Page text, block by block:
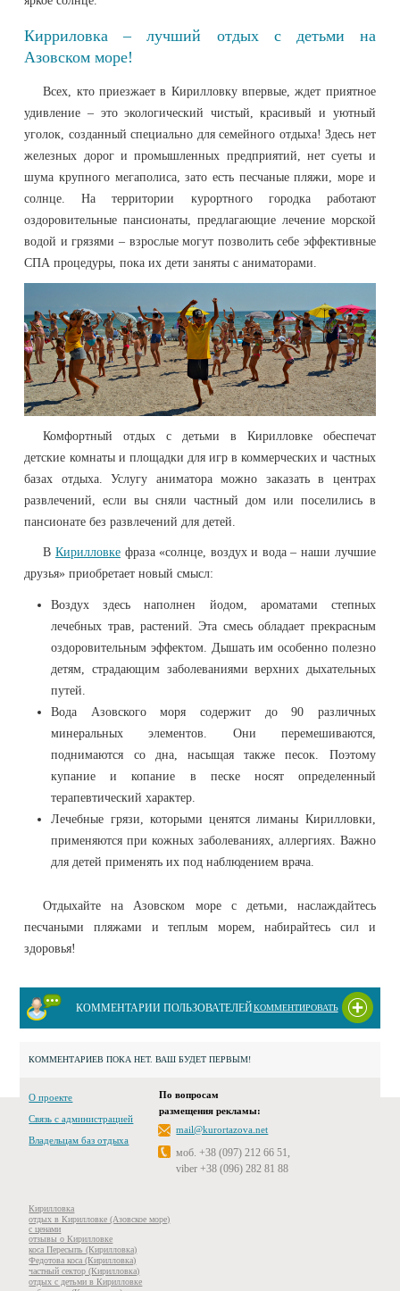
Кирриловка – лучший отдых с детьми на
Азовском море!
Всех, кто приезжает в Кирилловку впервые, ждет приятное
удивление – это экологический чистый, красивый и уютный
уголок, созданный специально для семейного отдыха! Здесь нет
железных дорог и промышленных предприятий, нет суеты и
шума крупного мегаполиса, зато есть песчаные пляжи, море и
солнце. На территории курортного городка работают
оздоровительные пансионаты, предлагающие лечение морской
водой и грязями – взрослые могут позволить себе эффективные
СПА процедуры, пока их дети заняты с аниматорами.
Комфортный отдых с детьми в Кирилловке обеспечат
детские комнаты и площадки для игр в коммерческих и частных
базах отдыха. Услугу аниматора можно заказать в центрах
развлечений, если вы сняли частный дом или поселились в
пансионате без развлечений для детей.
В Кирилловкефраза «солнце, воздух и вода – наши лучшие
друзья» приобретает новый смысл:
Воздух здесь наполнен йодом, ароматами степных
лечебных трав, растений. Эта смесь обладает прекрасным
оздоровительным эффектом. Дышать им особенно полезно
детям, страдающим заболеваниями верхних дыхательных
путей.
Вода Азовского моря содержит до 90 различных
минеральных элементов. Они перемешиваются,
поднимаются со дна, насыщая также песок. Поэтому
купание и копание в песке носят определенный
терапевтический характер.
Лечебные грязи, которыми ценятся лиманы Кирилловки,
применяются при кожных заболеваниях, аллергиях. Важно
для детей применять их под наблюдением врача.
Отдыхайте на Азовском море с детьми, наслаждайтесь
песчаными пляжами и теплым морем, набирайтесь сил и
здоровья!
КОММЕНТАРИИ ПОЛЬЗОВАТЕЛЕЙКОММЕНТИРОВАТЬ
КОММЕНТАРИЕВ ПОКА НЕТ. ВАШ БУДЕТ ПЕРВЫМ!
О проекте
Связь с администрацией
Владельцам баз отдыха
По вопросам
размещения рекламы:
mail@kurortazova.net
моб. +38 (097) 212 66 51,
viber +38 (096) 282 81 88
Кирилловка
отдых в Кирилловке (Азовское море)
с ценами
отзывы о Кирилловке
коса Пересыпь (Кирилловка)
Федотова коса (Кирилловка)
частный сектор (Кирилловка)
отдых с детьми в Кирилловке